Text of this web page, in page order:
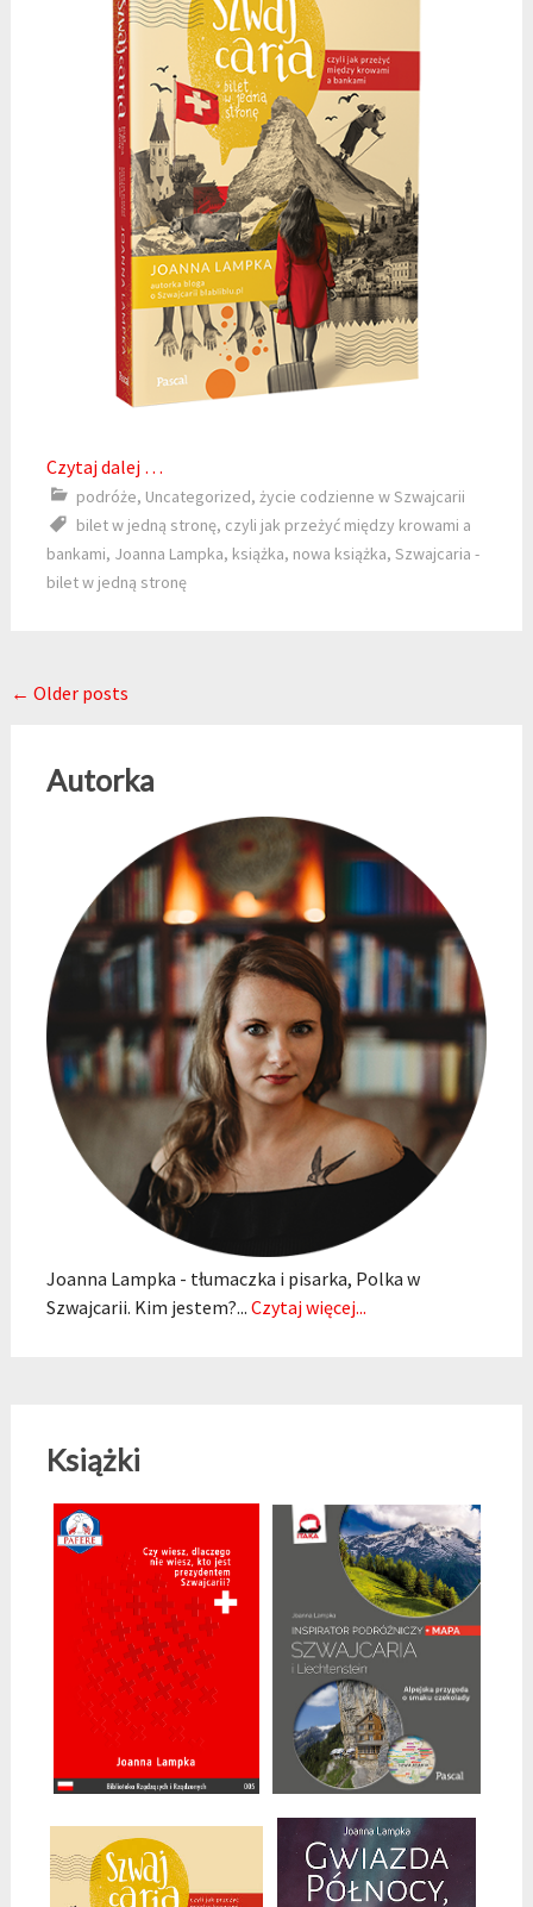
Czytaj dalej …
podróże, Uncategorized, życie codzienne w Szwajcarii
bilet w jedną stronę, czyli jak przeżyć między krowami a
bankami, Joanna Lampka, książka, nowa książka, Szwajcaria -
bilet w jedną stronę
Posts navigation
← Older posts
Autorka
Joanna Lampka - tłumaczka i pisarka, Polka w
Szwajcarii. Kim jestem?... Czytaj więcej...
Książki